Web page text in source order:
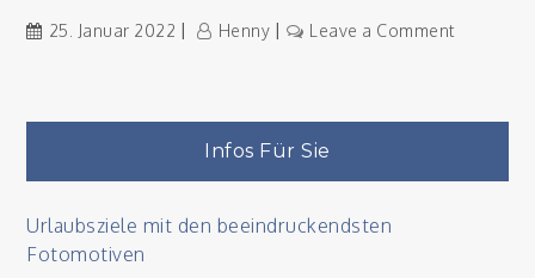
25. Januar 2022 Henny Leave a Commenton
Infos Für Sie
Urlaubsziele mit den beeindruckendsten
Fotomotiven